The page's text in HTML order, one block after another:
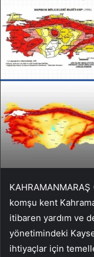
komşu kent
itibaren yardım ve
yönetimindeki
ihtiyaçlar için